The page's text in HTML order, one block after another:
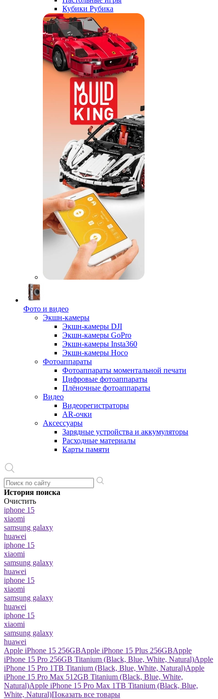
Кубики Рубика
Фото и видео
Экшн-камеры
Экшн-камеры DJI
Экшн-камеры GoPro
Экшн-камеры Insta360
Экшн-камеры Hoco
Фотоаппараты
Фотоаппараты моментальной печати
Цифровые фотоаппараты
Плёночные фотоаппараты
Видео
Видеорегистраторы
AR-очки
Аксессуары
Зарядные устройства и аккумуляторы
Расходные материалы
Карты памяти
История поиска
Очистить
iphone 15
xiaomi
samsung galaxy
huawei
iphone 15
xiaomi
samsung galaxy
huawei
iphone 15
xiaomi
samsung galaxy
huawei
iphone 15
xiaomi
samsung galaxy
huawei
Apple iPhone 15 256GBApple iPhone 15 Plus 256GBApple
iPhone 15 Pro 256GB Titanium (Black, Blue, White, Natural)Apple
iPhone 15 Pro 1TB Titanium (Black, Blue, White, Natural)Apple
iPhone 15 Pro Max 512GB Titanium (Black, Blue, White,
Natural)Apple iPhone 15 Pro Max 1TB Titanium (Black, Blue,
White, Natural)Показать все товары